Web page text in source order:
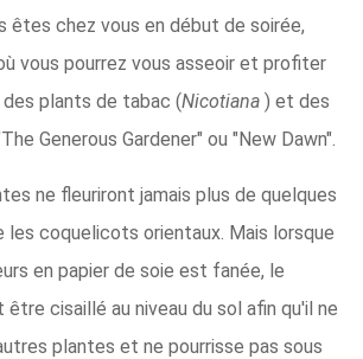
êtes chez vous en début de soirée,
vous pourrez vous asseoir et profiter
plants de tabac (Nicotiana ) et des
Generous Gardener" ou "New Dawn".
ne fleuriront jamais plus de quelques
les coquelicots orientaux. Mais lorsque
en papier de soie est fanée, le
cisaillé au niveau du sol afin qu'il ne
plantes et ne pourrisse pas sous